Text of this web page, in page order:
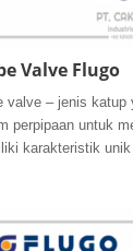
Valve Flugo
valve – jenis katup
perpipaan untuk
karakteristik